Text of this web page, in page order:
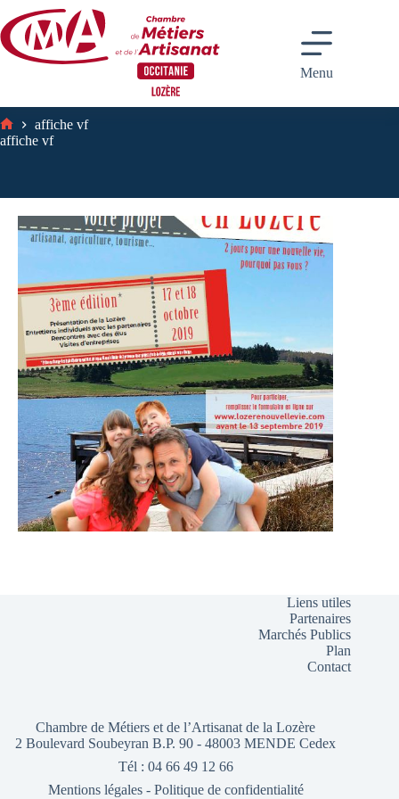
au
contenu
Menu
Accueil
affiche vf
affiche vf
Liens utiles
Partenaires
Marchés Publics
Plan
Contact
Chambre de Métiers et de l’Artisanat de la Lozère
2 Boulevard Soubeyran B.P. 90 - 48003 MENDE Cedex
Tél : 04 66 49 12 66
Mentions légales- Politique de confidentialité